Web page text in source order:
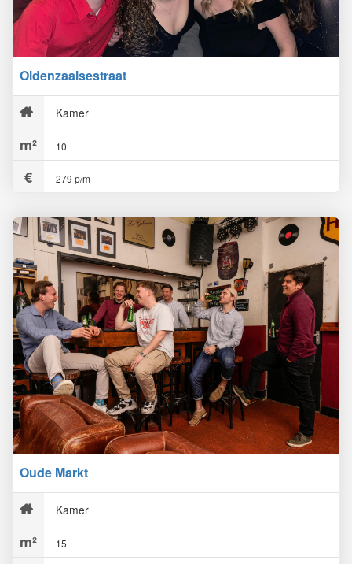
Oldenzaalsestraat
Kamer
10
279 p/m
Oude Markt
Kamer
15